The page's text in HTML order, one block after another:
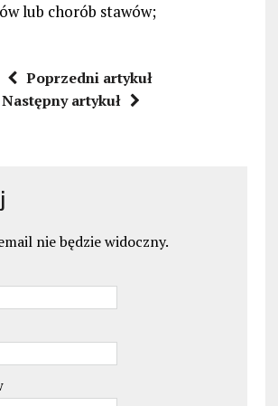
lub chorób stawów;
Poprzedni artykuł
Następny artykuł
nie będzie widoczny.